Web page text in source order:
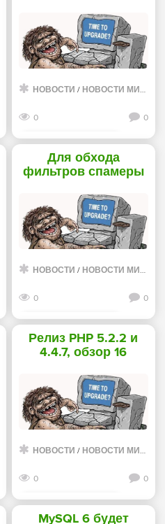
«Интернет»
НОВОСТИ / НОВОСТИ МИРА ИНТЕРНЕТ
0 0
Смотреть дальше
Для обхода
фильтров спамеры
сообщения -
«Интернет»
НОВОСТИ / НОВОСТИ МИРА ИНТЕРНЕТ
0 0
Смотреть дальше
Релиз PHP 5.2.2 и
4.4.7, обзор 16
безопасности -
«Интернет»
НОВОСТИ / НОВОСТИ МИРА ИНТЕРНЕТ
0 0
Смотреть дальше
MySQL 6 будет